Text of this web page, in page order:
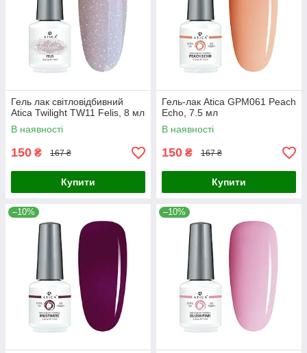
Гель лак світловідбивний
Atica Twilight TW11 Felis, 8 мл
В наявності
150 ₴ 167 ₴
Купити
Гель-лак Atica GPM061 Peach
Echo, 7.5 мл
В наявності
150 ₴ 167 ₴
Купити
–10% –10%